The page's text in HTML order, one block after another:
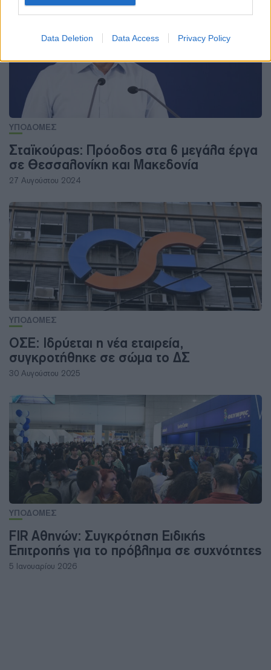
Data Deletion Data Access Privacy Policy
ΥΠΟΔΟΜΕΣ
Σταϊκούρας: Πρόοδος στα 6 μεγάλα έργα
σε Θεσσαλονίκη και Μακεδονία
27 Αυγούστου 2024
ΥΠΟΔΟΜΕΣ
ΟΣΕ: Ιδρύεται η νέα εταιρεία,
συγκροτήθηκε σε σώμα το ΔΣ
30 Αυγούστου 2025
ΥΠΟΔΟΜΕΣ
FIR Αθηνών: Συγκρότηση Ειδικής
Επιτροπής για το πρόβλημα σε συχνότητες
5 Ιανουαρίου 2026